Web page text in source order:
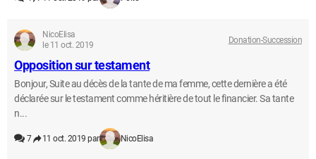
NicoElisa
le 11 oct. 2019
Donation-Succession
Opposition sur testament
Bonjour, Suite au décès de la tante de ma femme, cette dernière a été
déclarée sur le testament comme héritière de tout le financier. Sa tante
n...
7 11 oct. 2019 par NicoElisa